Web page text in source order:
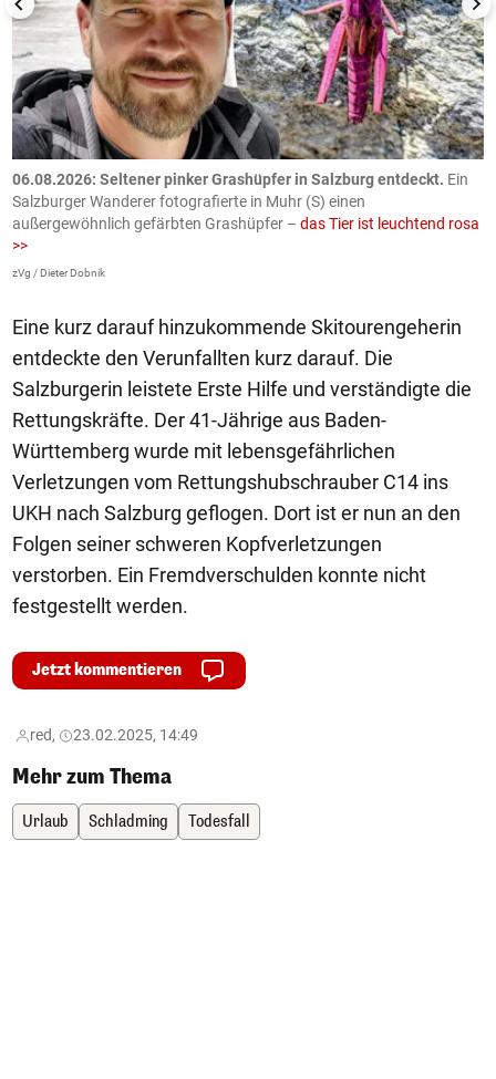
06.08.2026: Seltener pinker Grashüpfer in Salzburg entdeckt. Ein
Salzburger Wanderer fotografierte in Muhr (S) einen
außergewöhnlich gefärbten Grashüpfer – das Tier ist leuchtend rosa
>>
zVg / Dieter Dobnik
Eine kurz darauf hinzukommende Skitourengeherin
entdeckte den Verunfallten kurz darauf. Die
Salzburgerin leistete Erste Hilfe und verständigte die
Rettungskräfte. Der 41-Jährige aus Baden-
Württemberg wurde mit lebensgefährlichen
Verletzungen vom Rettungshubschrauber C14 ins
UKH nach Salzburg geflogen. Dort ist er nun an den
Folgen seiner schweren Kopfverletzungen
verstorben. Ein Fremdverschulden konnte nicht
festgestellt werden.
Jetzt kommentieren
red, 23.02.2025, 14:49
Mehr zum Thema
Urlaub Schladming Todesfall